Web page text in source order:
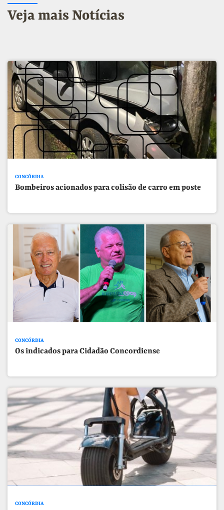
Veja mais Notícias
CONCÓRDIA
Bombeiros acionados para colisão de carro em poste
CONCÓRDIA
Os indicados para Cidadão Concordiense
CONCÓRDIA